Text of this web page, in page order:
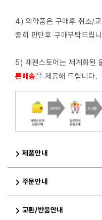
4) 의약품은 구매후 취소/
중히 판단후 구매부탁드립
5) 재팬스토어는 체계화된
른배송을 제공해 드립니다.
제품안내
주문안내
교환/반품안내